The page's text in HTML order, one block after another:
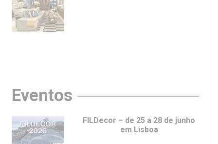
Eventos
FILDecor – de 25 a 28 de junho
em Lisboa